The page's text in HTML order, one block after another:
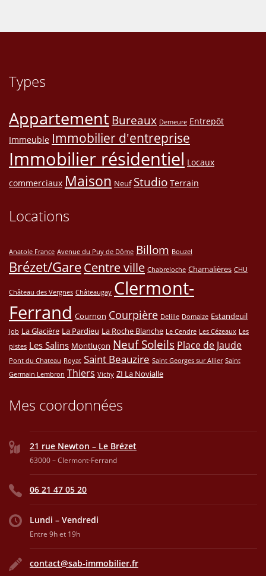
Types
Appartement Bureaux Demeure Entrepôt
Immeuble Immobilier d'entreprise
Immobilier résidentiel Locaux
commerciaux Maison Neuf Studio Terrain
Locations
Anatole France Avenue du Puy de Dôme Billom Bouzel
Brézet/GareCentre ville Chabreloche Chamalières CHU
Château des Vergnes Châteaugay Clermont-
Ferrand Cournon Courpière Delille Domaize Estandeuil
Job La Glacière La Pardieu La Roche Blanche Le Cendre Les Cézeaux Les
pistes Les Salins Montluçon Neuf Soleils Place de Jaude
Pont du Chateau Royat Saint Beauzire Saint Georges sur Allier Saint
Germain Lembron Thiers Vichy ZI La Novialle
Mes coordonnées
21 rue Newton – Le Brézet
63000 – Clermont-Ferrand
06 21 47 05 20
Lundi – Vendredi
Entre 9h et 19h
contact@sab-immobilier.fr